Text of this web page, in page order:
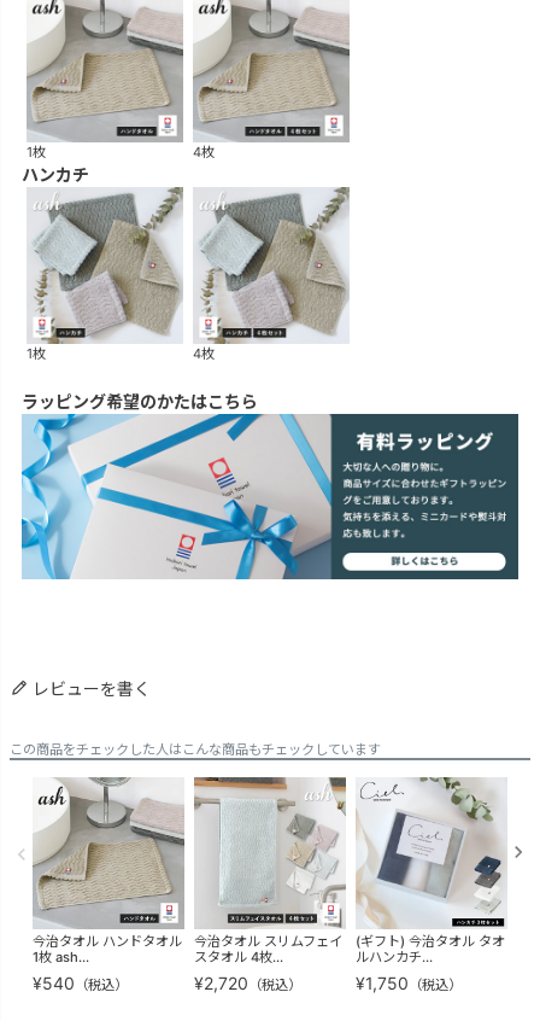
1枚 4枚
ハンカチ
1枚 4枚
ラッピング希望のかたはこちら
レビューを書く
この商品をチェックした人はこんな商品もチェックしています
今治タオル ハンドタオル
1枚 ash...
¥540 （税込）
今治タオル スリムフェイ
スタオル 4枚...
¥2,720 （税込）
(ギフト) 今治タオル タオ
ルハンカチ...
¥1,750 （税込）